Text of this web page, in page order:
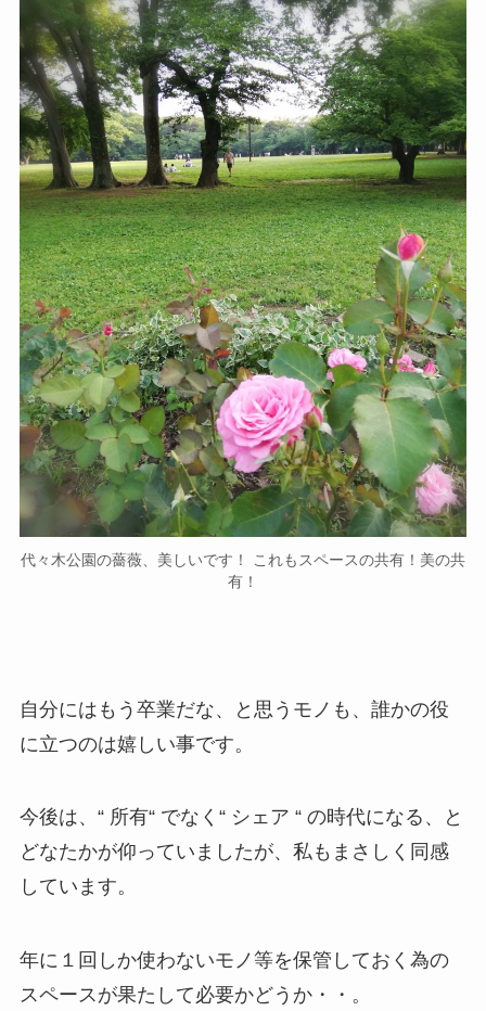
代々木公園の薔薇、美しいです！ これもスペースの共有！美の共
有！
自分にはもう卒業だな、と思うモノも、誰かの役
に立つのは嬉しい事です。
今後は、“ 所有“ でなく“ シェア “ の時代になる、と
どなたかが仰っていましたが、私もまさしく同感
しています。
年に１回しか使わないモノ等を保管しておく為の
スペースが果たして必要かどうか・・。